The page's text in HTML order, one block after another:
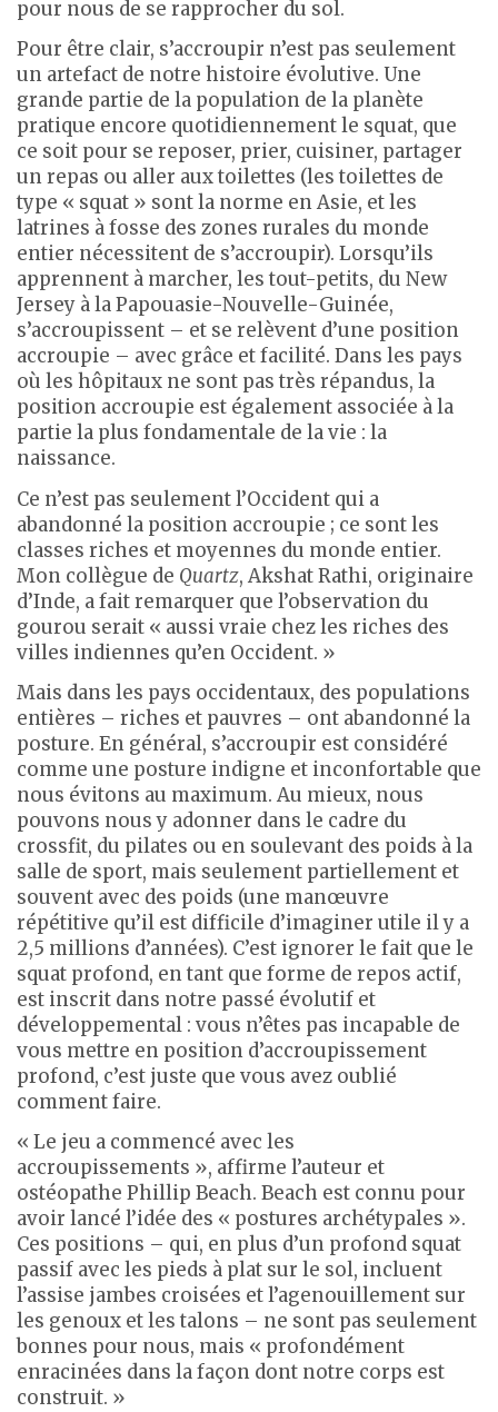
pour nous de se rapprocher du sol.
Pour être clair, s’accroupir n’est pas seulement
un artefact de notre histoire évolutive. Une
grande partie de la population de la planète
pratique encore quotidiennement le squat, que
ce soit pour se reposer, prier, cuisiner, partager
un repas ou aller aux toilettes (les toilettes de
type « squat » sont la norme en Asie, et les
latrines à fosse des zones rurales du monde
entier nécessitent de s’accroupir). Lorsqu’ils
apprennent à marcher, les tout-petits, du New
Jersey à la Papouasie-Nouvelle-Guinée,
s’accroupissent – et se relèvent d’une position
accroupie – avec grâce et facilité. Dans les pays
où les hôpitaux ne sont pas très répandus, la
position accroupie est également associée à la
partie la plus fondamentale de la vie : la
naissance.
Ce n’est pas seulement l’Occident qui a
abandonné la position accroupie ; ce sont les
classes riches et moyennes du monde entier.
Mon collègue de Quartz, Akshat Rathi, originaire
d’Inde, a fait remarquer que l’observation du
gourou serait « aussi vraie chez les riches des
villes indiennes qu’en Occident. »
Mais dans les pays occidentaux, des populations
entières – riches et pauvres – ont abandonné la
posture. En général, s’accroupir est considéré
comme une posture indigne et inconfortable que
nous évitons au maximum. Au mieux, nous
pouvons nous y adonner dans le cadre du
crossfit, du pilates ou en soulevant des poids à la
salle de sport, mais seulement partiellement et
souvent avec des poids (une manœuvre
répétitive qu’il est difficile d’imaginer utile il y a
2,5 millions d’années). C’est ignorer le fait que le
squat profond, en tant que forme de repos actif,
est inscrit dans notre passé évolutif et
développemental : vous n’êtes pas incapable de
vous mettre en position d’accroupissement
profond, c’est juste que vous avez oublié
comment faire.
« Le jeu a commencé avec les
accroupissements », affirme l’auteur et
ostéopathe Phillip Beach. Beach est connu pour
avoir lancé l’idée des « postures archétypales ».
Ces positions – qui, en plus d’un profond squat
passif avec les pieds à plat sur le sol, incluent
l’assise jambes croisées et l’agenouillement sur
les genoux et les talons – ne sont pas seulement
bonnes pour nous, mais « profondément
enracinées dans la façon dont notre corps est
construit. »